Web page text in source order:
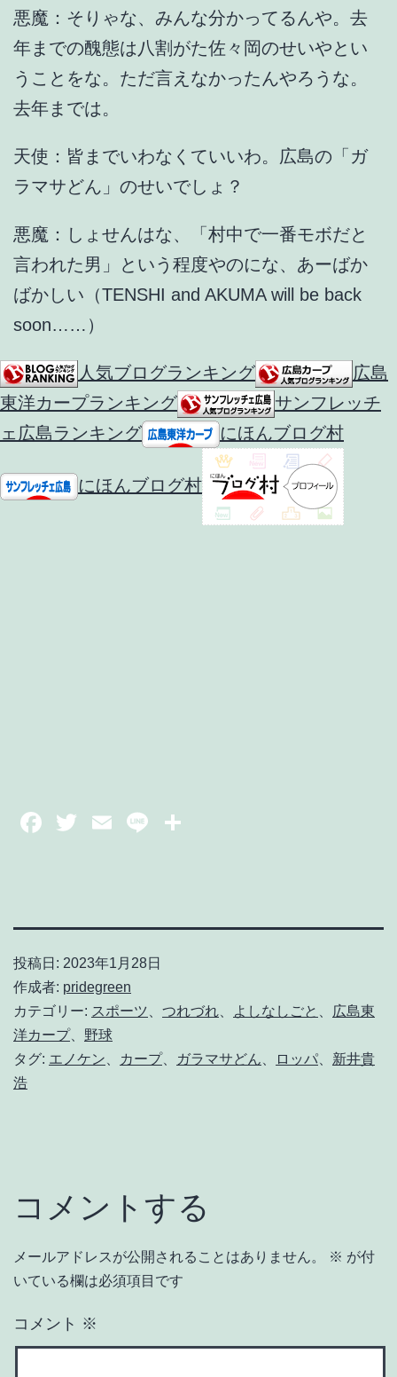
悪魔：そりゃな、みんな分かってるんや。去
年までの醜態は八割がた佐々岡のせいやとい
うことをな。ただ言えなかったんやろうな。
去年までは。
天使：皆までいわなくていいわ。広島の「ガ
ラマサどん」のせいでしょ？
悪魔：しょせんはな、「村中で一番モボだと
言われた男」という程度やのにな、あーばか
ばかしい（TENSHI and AKUMA will be back
soon……）
人気ブログランキング
広島
東洋カープランキング
サンフレッチ
ェ広島ランキング
にほんブログ村
にほんブログ村
投稿日: 2023年1月28日
作成者: pridegreen
カテゴリー: スポーツ つれづれ よしなしごと
広島東
洋カープ、 野球
タグ: エノケン カープ、 ガラマサどん ロッパ
新井貴
浩
コメントする
メールアドレスが公開されることはありません。 ※ が付
いている欄は必須項目です
コメント ※